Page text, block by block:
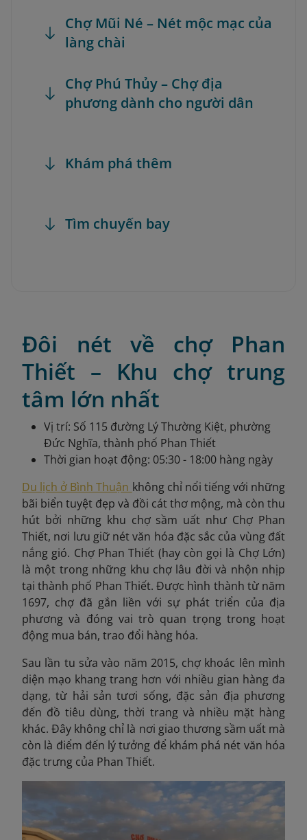
Chợ Mũi Né – Nét mộc mạc của
làng chài
Chợ Phú Thủy – Chợ địa
phương dành cho người dân
Khám phá thêm
Tìm chuyến bay
Đôi nét về chợ Phan
Thiết – Khu chợ trung
tâm lớn nhất
Vị trí: ​Số 115 đường Lý Thường Kiệt, phường
Đức Nghĩa, thành phố Phan Thiết
Thời gian hoạt động: 05:30 - 18:00 hàng ngày
Du lịch ở Bình Thuận không chỉ nổi tiếng với những
bãi biển tuyệt đẹp và đồi cát thơ mộng, mà còn thu
hút bởi những khu chợ sầm uất như Chợ Phan
Thiết, nơi lưu giữ nét văn hóa đặc sắc của vùng đất
nắng gió. Chợ Phan Thiết (hay còn gọi là Chợ Lớn)
là một trong những khu chợ lâu đời và nhộn nhịp
tại thành phố Phan Thiết. Được hình thành từ năm
1697, chợ đã gắn liền với sự phát triển của địa
phương và đóng vai trò quan trọng trong hoạt
động mua bán, trao đổi hàng hóa.
Sau lần tu sửa vào năm 2015, chợ khoác lên mình
diện mạo khang trang hơn với nhiều gian hàng đa
dạng, từ hải sản tươi sống, đặc sản địa phương
đến đồ tiêu dùng, thời trang và nhiều mặt hàng
khác. Đây không chỉ là nơi giao thương sầm uất mà
còn là điểm đến lý tưởng để khám phá nét văn hóa
đặc trưng của Phan Thiết.